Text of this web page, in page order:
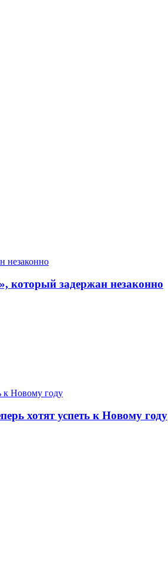
который задержан незаконно
хотят успеть к Новому году